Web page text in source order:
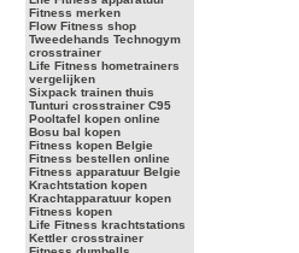
Fitness merken
Flow Fitness shop
Tweedehands Technogym
crosstrainer
Life Fitness hometrainers
vergelijken
Sixpack trainen thuis
Tunturi crosstrainer C95
Pooltafel kopen online
Bosu bal kopen
Fitness kopen Belgie
Fitness bestellen online
Fitness apparatuur Belgie
Krachtstation kopen
Krachtapparatuur kopen
Fitness kopen
Life Fitness krachtstations
Kettler crosstrainer